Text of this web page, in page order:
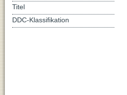
Titel
DDC-Klassifikation